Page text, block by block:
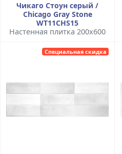
Чикаго Стоун серый /
Chicago Gray Stone
WT11CHS15
Настенная плитка 200x600
Специальная скидка